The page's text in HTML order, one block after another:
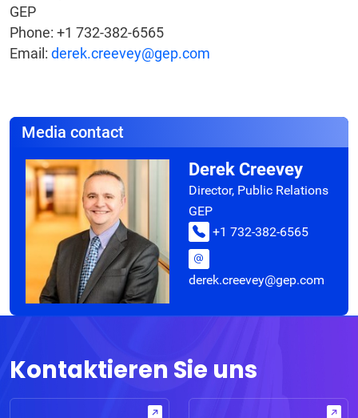
GEP
Phone: +1 732-382-6565
Email: derek.creevey@gep.com
Media contact
Derek Creevey
Director, Public Relations
GEP
+1 732-382-6565
derek.creevey@gep.com
Kontaktieren Sie uns